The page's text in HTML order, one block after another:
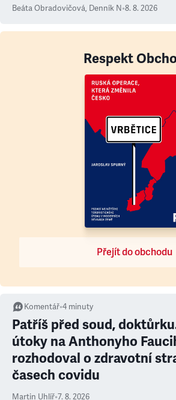
Beáta Obradovičová, Denník N•8. 8. 2026
Respekt
Přejít do obchodu
Komentář•4 minuty
Patříš před soud,
útoky na Anthonyho
rozhodoval o zdravotní
časech covidu
Martin Uhlíř•7. 8. 2026